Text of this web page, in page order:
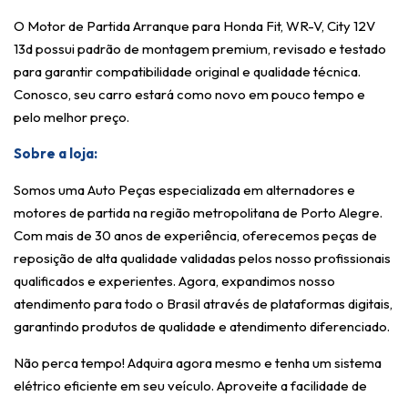
O Motor de Partida Arranque para Honda Fit, WR-V, City 12V
13d possui padrão de montagem premium, revisado e testado
para garantir compatibilidade original e qualidade técnica.
Conosco, seu carro estará como novo em pouco tempo e
pelo melhor preço.
Sobre a loja:
Somos uma Auto Peças especializada em alternadores e
motores de partida na região metropolitana de Porto Alegre.
Com mais de 30 anos de experiência, oferecemos peças de
reposição de alta qualidade validadas pelos nosso profissionais
qualificados e experientes. Agora, expandimos nosso
atendimento para todo o Brasil através de plataformas digitais,
garantindo produtos de qualidade e atendimento diferenciado.
Não perca tempo! Adquira agora mesmo e tenha um sistema
elétrico eficiente em seu veículo. Aproveite a facilidade de